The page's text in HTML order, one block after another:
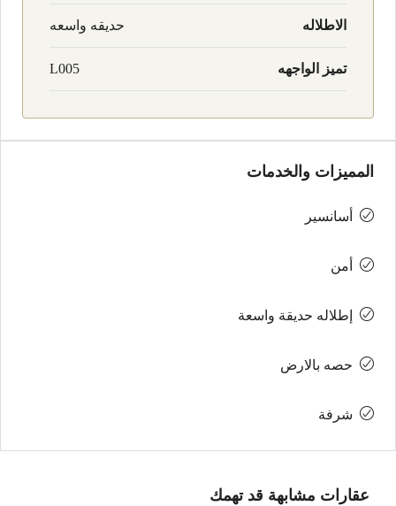
الاطلاله حديقه واسعه
تميز الواجهه L005
المميزات والخدمات
أسانسير
أمن
إطلاله حديقة واسعة
حصه بالارض
شرفة
عقارات مشابهة قد تهمك